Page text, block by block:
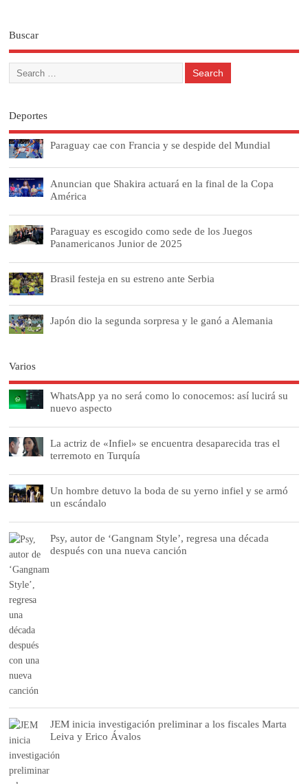
Buscar
Deportes
Paraguay cae con Francia y se despide del Mundial
Anuncian que Shakira actuará en la final de la Copa
América
Paraguay es escogido como sede de los Juegos
Panamericanos Junior de 2025
Brasil festeja en su estreno ante Serbia
Japón dio la segunda sorpresa y le ganó a Alemania
Varios
WhatsApp ya no será como lo conocemos: así lucirá su
nuevo aspecto
La actriz de «Infiel» se encuentra desaparecida tras el
terremoto en Turquía
Un hombre detuvo la boda de su yerno infiel y se armó
un escándalo
Psy, autor de ‘Gangnam Style’, regresa una década
después con una nueva canción
JEM inicia investigación preliminar a los fiscales Marta
Leiva y Erico Ávalos